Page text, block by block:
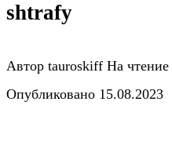
shtrafy
Автор tauroskiff На чтение
Опубликовано 15.08.2023